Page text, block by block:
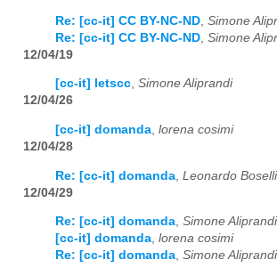
Re: [cc-it] CC BY-NC-ND Simone
Re: [cc-it] CC BY-NC-ND Simone
12/04/19
[cc-it] letscc, Simone Aliprandi
12/04/26
[cc-it] domanda, lorena cosimi
12/04/28
Re: [cc-it] domanda Leonardo Boselli
12/04/29
Re: [cc-it] domanda, Simone Aliprandi
[cc-it] domanda, lorena cosimi
Re: [cc-it] domanda, Simone Aliprandi